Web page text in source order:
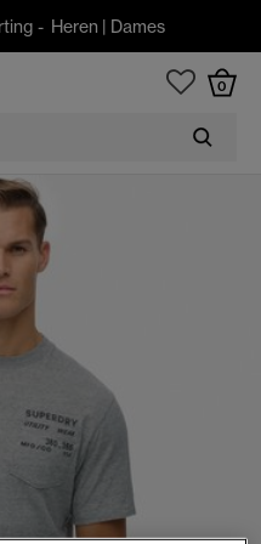
- Heren | Dames
0